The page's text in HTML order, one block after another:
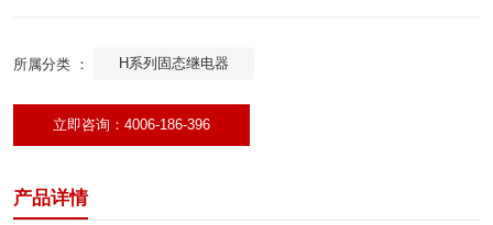
所属分类 ： H系列固态继电器
立即咨询：4006-186-396
产品详情